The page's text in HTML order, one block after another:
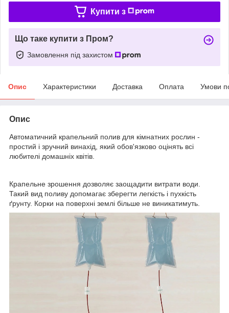
Купити з
Що таке купити з Пром?
Замовлення під захистом
Опис Характеристики Доставка Оплата Умови
Опис
Автоматичний крапельний полив для кімнатних рослин -
простий і зручний винахід, який обов'язково оцінять всі
любителі домашніх квітів.
Крапельне зрошення дозволяє заощадити витрати води.
Такий вид поливу допомагає зберегти легкість і пухкість
ґрунту. Корки на поверхні землі більше не виникатимуть.